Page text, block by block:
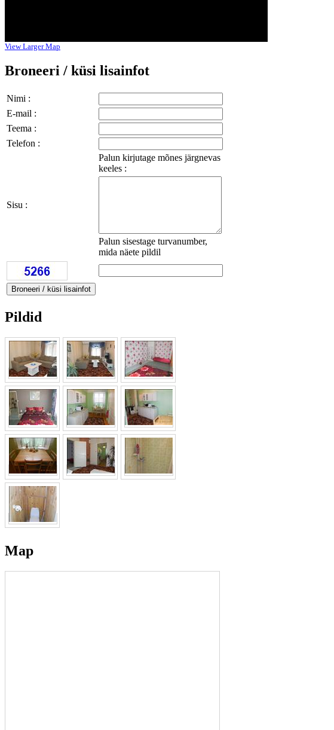
View Larger Map
Broneeri / küsi lisainfot
Nimi :
E-mail :
Teema :
Telefon :
Palun kirjutage mõnes järgnevas
keeles :
Sisu :
Palun sisestage turvanumber,
mida näete pildil
Pildid
Map